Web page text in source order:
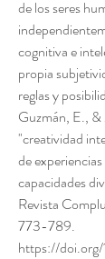
de los seres
cognitiva e
propia
reglas y
Guzmán, E.,
"creatividad
de
capacidades
Revista
773-789.
https://